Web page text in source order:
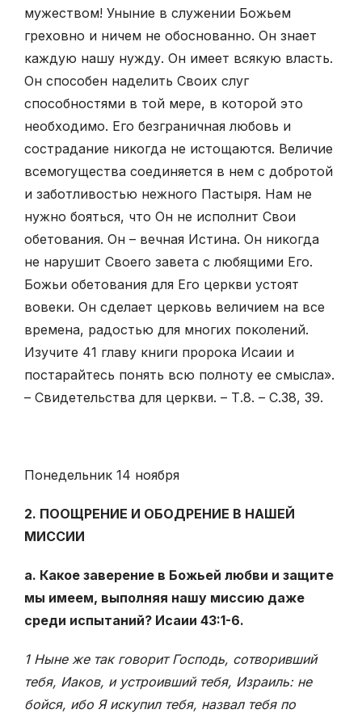
мужеством! Уныние в служении Божьем
греховно и ничем не обоснованно. Он знает
каждую нашу нужду. Он имеет всякую власть.
Он способен наделить Своих слуг
способностями в той мере, в которой это
необходимо. Его безграничная любовь и
сострадание никогда не истощаются. Величие
всемогущества соединяется в нем с добротой
и заботливостью нежного Пастыря. Нам не
нужно бояться, что Он не исполнит Свои
обетования. Он – вечная Истина. Он никогда
не нарушит Своего завета с любящими Его.
Божьи обетования для Его церкви устоят
вовеки. Он сделает церковь величием на все
времена, радостью для многих поколений.
Изучите 41 главу книги пророка Исаии и
постарайтесь понять всю полноту ее смысла».
– Свидетельства для церкви. – Т.8. – С.38, 39.
Понедельник 14 ноября
2. ПООЩРЕНИЕ И ОБОДРЕНИЕ В НАШЕЙ
МИССИИ
а. Какое заверение в Божьей любви и защите
мы имеем, выполняя нашу миссию даже
среди испытаний? Исаии 43:1-6.
1 Ныне же так говорит Господь, сотворивший
тебя, Иаков, и устроивший тебя, Израиль: не
бойся, ибо Я искупил тебя, назвал тебя по